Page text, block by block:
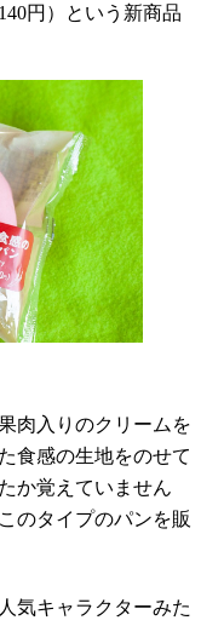
140円）という新商品
肉入りのクリームを
食感の生地をのせて
か覚えていません
のタイプのパンを販
気キャラクターみた